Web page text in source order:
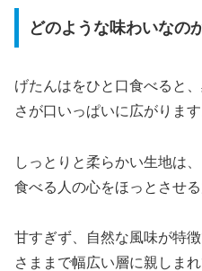
どのような味わいなの
げたんはをひと口食べると
さが口いっぱいに広がります
しっとりと柔らかい生地は
食べる人の心をほっとさせる
甘すぎず、自然な風味が特
さままで幅広い層に親しまれ